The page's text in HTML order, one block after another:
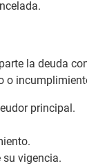
la deuda
o
principal.
vigencia.